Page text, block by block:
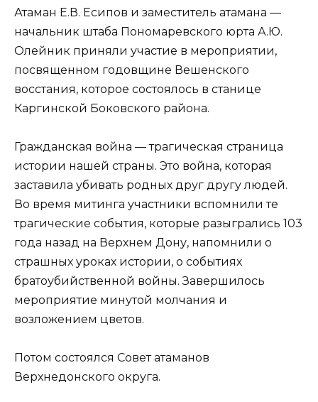
Атаман Е.В. Есипов и заместитель атамана —
начальник штаба Пономаревского юрта А.Ю.
Олейник приняли участие в мероприятии,
посвященном годовщине Вешенского
восстания, которое состоялось в станице
Каргинской Боковского района.
Гражданская война — трагическая страница
истории нашей страны. Это война, которая
заставила убивать родных друг другу людей.
Во время митинга участники вспомнили те
трагические события, которые разыгрались 103
года назад на Верхнем Дону, напомнили о
страшных уроках истории, о событиях
братоубийственной войны. Завершилось
мероприятие минутой молчания и
возложением цветов.
Потом состоялся Совет атаманов
Верхнедонского округа.